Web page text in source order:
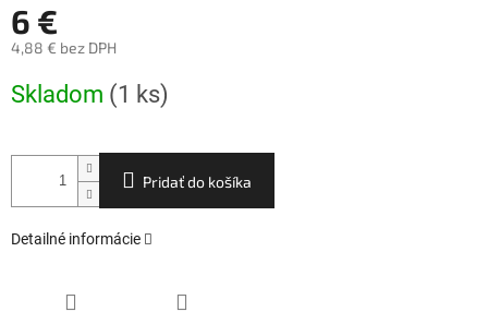
6 €
4,88 € bez DPH
cena:
Skladom (1 ks)
Pridať do košíka
Detailné informácie